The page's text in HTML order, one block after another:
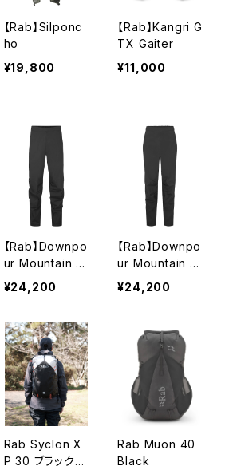
【Rab】Silponc
ho
¥19,800
【Rab】Kangri G
TX Gaiter
¥11,000
【Rab】Downpo
ur Mountain P
ants
¥24,200
【Rab】Downpo
ur Mountain P
ants Wmns
¥24,200
Rab Syclon X
P 30 ブラック/
Rab Muon 40
Black